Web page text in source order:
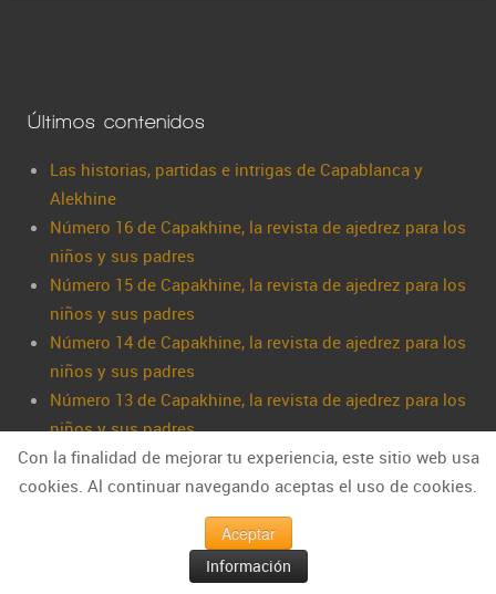
Últimos contenidos
Las historias, partidas e intrigas de Capablanca y
Alekhine
Número 16 de Capakhine, la revista de ajedrez para los
niños y sus padres
Número 15 de Capakhine, la revista de ajedrez para los
niños y sus padres
Número 14 de Capakhine, la revista de ajedrez para los
niños y sus padres
Número 13 de Capakhine, la revista de ajedrez para los
niños y sus padres
Con la finalidad de mejorar tu experiencia, este sitio web usa
cookies. Al continuar navegando aceptas el uso de cookies.
Aceptar
Información